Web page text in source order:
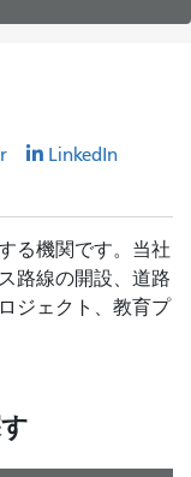
り
LinkedIn
る機関です。当社
路線の開設、道路
ジェクト、教育プ